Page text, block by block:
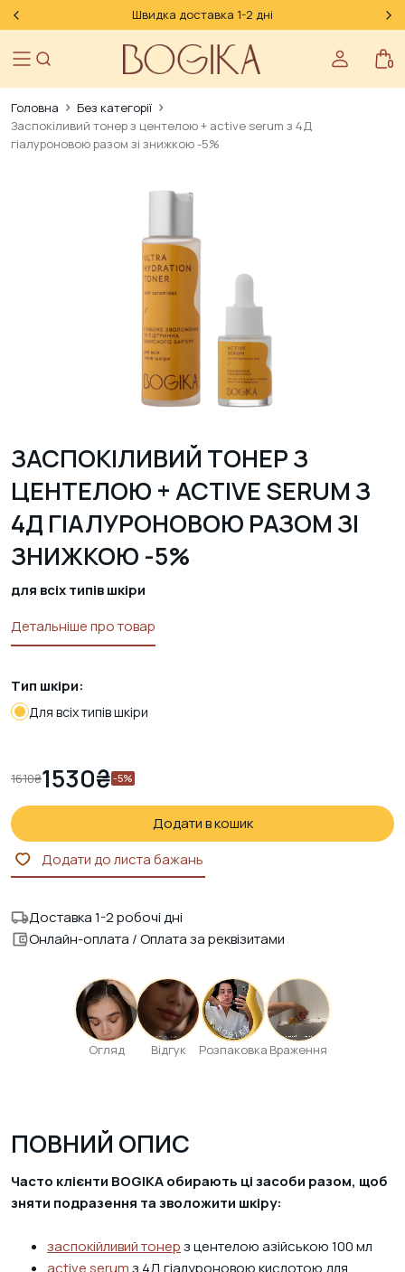
Швидка доставка 1-2 дні
0
Головна
Без категорії
Заспокіливий тонер з центелою + active serum з 4Д
гіалуроновою разом зі знижкою -5%
ЗАСПОКІЛИВИЙ ТОНЕР З
ЦЕНТЕЛОЮ + ACTIVE SERUM З
4Д ГІАЛУРОНОВОЮ РАЗОМ ЗІ
ЗНИЖКОЮ -5%
для всіх типів шкіри
Детальніше про товар
Тип шкіри:
Для всіх типів шкіри
1610₴1530₴ -5%
Додати в кошик
Додати до листа бажань
Доставка 1-2 робочі дні
Онлайн-оплата / Оплата за реквізитами
Огляд Відгук Розпаковка Враження
ПОВНИЙ ОПИС
Часто клієнти BOGIKA обирають ці засоби разом, щоб
зняти подразення та зволожити шкіру:
заспокійливий тонерз центелою азійською 100 мл
active serumз 4Д гіалуроновою кислотою для